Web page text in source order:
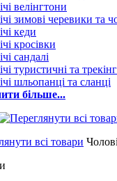
велінгтони
зимові черевики та
кеди
кросівки
сандалі
туристичні та
шльопанці та сланці
більше...
всі товари